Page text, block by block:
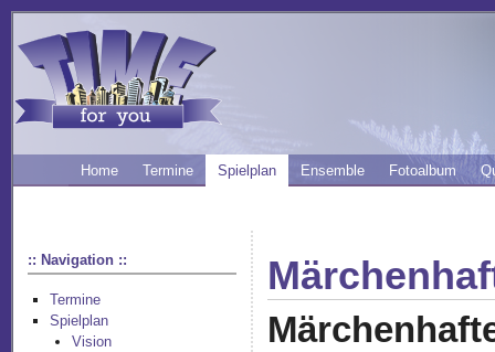
Home Termine Spielplan Ensemble Fotoalbum
:: Navigation ::
Termine
Spielplan
Vision